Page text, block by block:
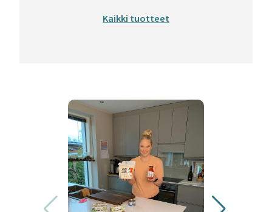
Kaikki tuotteet